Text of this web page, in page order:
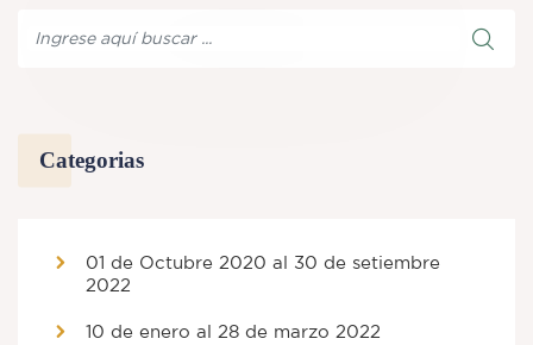
Categorias
01 de Octubre 2020 al 30 de setiembre
2022
10 de enero al 28 de marzo 2022